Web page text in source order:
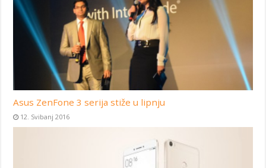
Asus ZenFone 3 serija stiže u lipnju
12. Svibanj 2016